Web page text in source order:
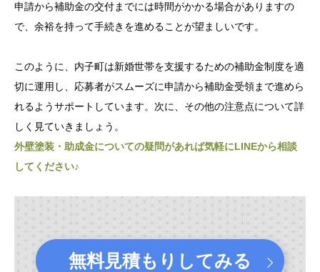
申請から補助金の交付までには時間がかかる場合がありますの
で、余裕を持って手続きを進めることが望ましいです。
このように、内子町は新婚世帯を支援するための補助金制度を適
切に運用し、応募者がスムーズに申請から補助金受領まで進めら
れるようサポートしています。次に、その他の注意点について詳
しく見ていきましょう。
外壁塗装・助成金についての疑問があれば気軽にLINEから相談
してください♪
無料見積もりしてみる